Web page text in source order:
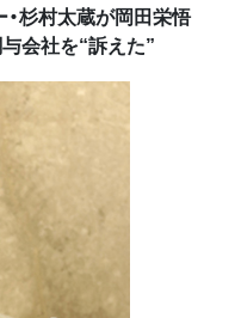
杉村太蔵が岡田栄悟
与会社を“訴えた”